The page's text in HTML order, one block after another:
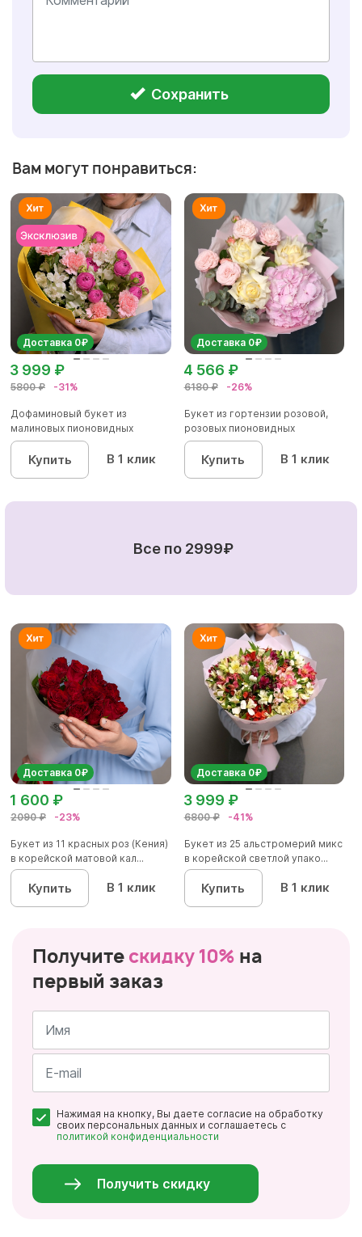
Сохранить
Вам могут понравиться:
Доставка 0₽
5800 ₽ -31%
3 999 ₽
Дофаминовый букет из
малиновых пионовидных
кустовых роз...
Купить В 1 клик
Доставка 0₽
6180 ₽ -26%
4 566 ₽
Букет из гортензии розовой,
розовых пионовидных
кустовы...
Купить В 1 клик
Все по 2999₽
Доставка 0₽
2090 ₽ -23%
1 600 ₽
Букет из 11 красных роз (Кения)
в корейской матовой кал...
Купить В 1 клик
Доставка 0₽
6800 ₽ -41%
3 999 ₽
Букет из 25 альстромерий микс
в корейской светлой упако...
Купить В 1 клик
Получите скидку 10% на
первый заказ
Имя
*
Нажимая на кнопку, Вы даете согласие на обработку
своих персональных данных и соглашаетесь с
политикой конфиденциальности
Получить скидку